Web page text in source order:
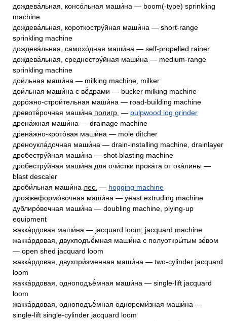
дождева́льная, консо́льная маши́на — boom(-type) sprinkling
machine
дождева́льная, короткостру́йная маши́на — short-range
sprinkling machine
дождева́льная, самохо́дная маши́на — self-propelled rainer
дождева́льная, среднестру́йная маши́на — medium-range
sprinkling machine
дои́льная маши́на — milking machine, milker
дои́льная маши́на с вё́драми — bucker milking machine
доро́жно-строи́тельная маши́на — road-building machine
древотё́рочная маши́на полигр. — pulpwood log grinder
дрена́жная маши́на — drainage machine
дрена́жно-крото́вая маши́на — mole ditcher
дреноукла́дочная маши́на — drain-installing machine, drainlayer
дробестру́йная маши́на — shot blasting machine
дробестру́йная маши́на для очи́стки прока́та от ока́лины —
blast descaler
дроби́льная маши́на лес. — hogging machine
дрожжеформо́вочная маши́на — yeast extruding machine
дублиро́вочная маши́на — doubling machine, plying-up
equipment
жакка́рдовая маши́на — jacquard loom, jacquard machine
жакка́рдовая, двухподъё́мная маши́на с полуоткры́тым зе́вом
— open shed jacquard loom
жакка́рдовая, двухпри́зменная маши́на — two-cylinder jacquard
loom
жакка́рдовая, одноподъё́мная маши́на — single-lift jacquard
loom
жакка́рдовая, одноподъё́мная однореми́зная маши́на —
single-lift single-cylinder jacquard loom